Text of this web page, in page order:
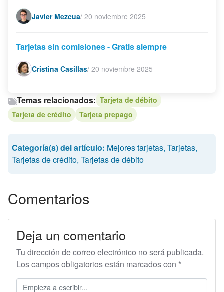
Javier Mezcua/ 20 noviembre 2025
Tarjetas sin comisiones - Gratis siempre
Cristina Casillas/ 20 noviembre 2025
Temas relacionados: Tarjeta de débito
Tarjeta de crédito
Tarjeta prepago
Categoría(s) del artículo: Mejores tarjetas, Tarjetas,
Tarjetas de crédito, Tarjetas de débito
Comentarios
Deja un comentario
Tu dirección de correo electrónico no será publicada.
Los campos obligatorios están marcados con *